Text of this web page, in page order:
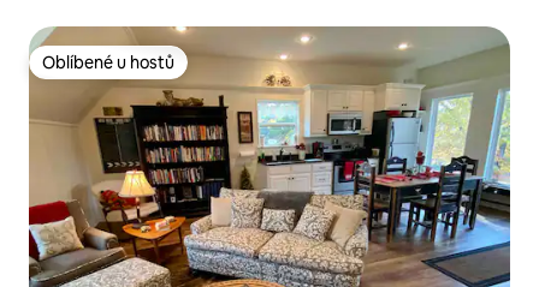
Oblíbené u hostů
Oblíbené u hostů